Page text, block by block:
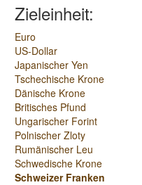
Zieleinheit:
Euro
US-Dollar
Japanischer Yen
Tschechische Krone
Dänische Krone
Britisches Pfund
Ungarischer Forint
Polnischer Zloty
Rumänischer Leu
Schwedische Krone
Schweizer Franken